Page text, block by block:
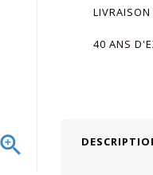

40 ANS